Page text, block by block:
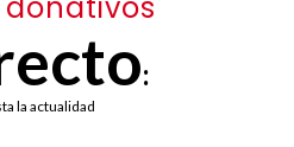
:
la actualidad